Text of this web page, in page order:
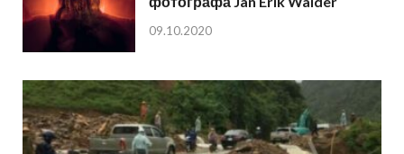
09.10.2020